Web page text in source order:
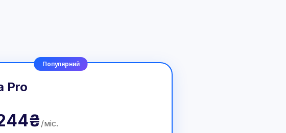
Популярний
Pro
/міс.